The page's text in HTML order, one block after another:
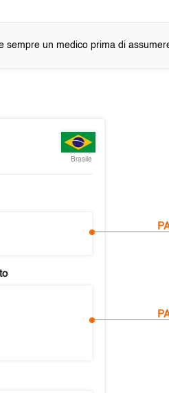
sempre un medico prima di
Brasile